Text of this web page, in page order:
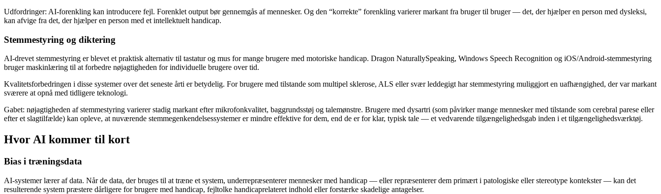
Udfordringer: AI-forenkling kan introducere fejl. Forenklet output bør gennemgås af mennesker. Og den “korrekte” forenkling varierer markant fra bruger til bruger — det, der hjælper en person med dysleksi,
kan afvige fra det, der hjælper en person med et intellektuelt handicap.
Stemmestyring og diktering
AI-drevet stemmestyring er blevet et praktisk alternativ til tastatur og mus for mange brugere med motoriske handicap. Dragon NaturallySpeaking, Windows Speech Recognition og iOS/Android-stemmestyring
bruger maskinlæring til at forbedre nøjagtigheden for individuelle brugere over tid.
Kvalitetsforbedringen i disse systemer over det seneste årti er betydelig. For brugere med tilstande som multipel sklerose, ALS eller svær leddegigt har stemmestyring muliggjort en uafhængighed, der var markant
sværere at opnå med tidligere teknologi.
Gabet: nøjagtigheden af stemmestyring varierer stadig markant efter mikrofonkvalitet, baggrundsstøj og talemønstre. Brugere med dysartri (som påvirker mange mennesker med tilstande som cerebral parese eller
efter et slagtilfælde) kan opleve, at nuværende stemmegenkendelsessystemer er mindre effektive for dem, end de er for klar, typisk tale — et vedvarende tilgængelighedsgab inden i et tilgængelighedsværktøj.
Hvor AI kommer til kort
Bias i træningsdata
AI-systemer lærer af data. Når de data, der bruges til at træne et system, underrepræsenterer mennesker med handicap — eller repræsenterer dem primært i patologiske eller stereotype kontekster — kan det
resulterende system præstere dårligere for brugere med handicap, fejltolke handicaprelateret indhold eller forstærke skadelige antagelser.